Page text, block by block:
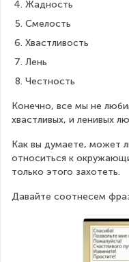
Жадность
Смелость
Хвастливость
Лень
Честность
Конечно, все мы не
хвастливых, и ленивых
Как вы думаете, может
относиться к
только этого захотеть.
Давайте соотнесем